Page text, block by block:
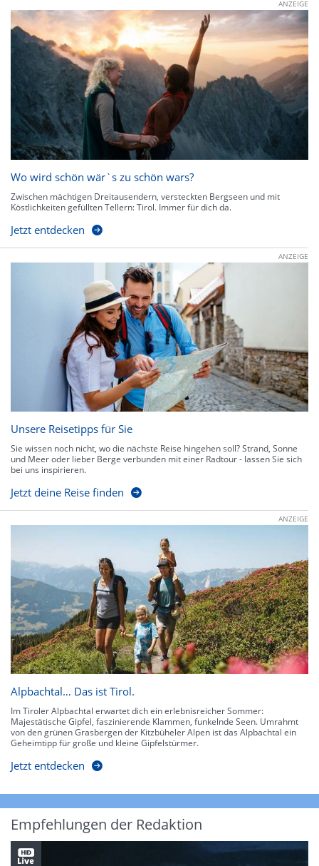
ANZEIGE
Wo wird schön wär`s zu schön wars?
Zwischen mächtigen Dreitausendern, versteckten Bergseen und mit
Köstlichkeiten gefüllten Tellern: Tirol. Immer für dich da.
Jetzt entdecken
ANZEIGE
Unsere Reisetipps für Sie
Sie wissen noch nicht, wo die nächste Reise hingehen soll? Strand, Sonne
und Meer oder lieber Berge verbunden mit einer Radtour - lassen Sie sich
bei uns inspirieren.
Jetzt deine Reise finden
ANZEIGE
Alpbachtal… Das ist Tirol.
Im Tiroler Alpbachtal erwartet dich ein erlebnisreicher Sommer:
Majestätische Gipfel, faszinierende Klammen, funkelnde Seen. Umrahmt
von den grünen Grasbergen der Kitzbüheler Alpen ist das Alpbachtal ein
Geheimtipp für große und kleine Gipfelstürmer.
Jetzt entdecken
Empfehlungen der Redaktion